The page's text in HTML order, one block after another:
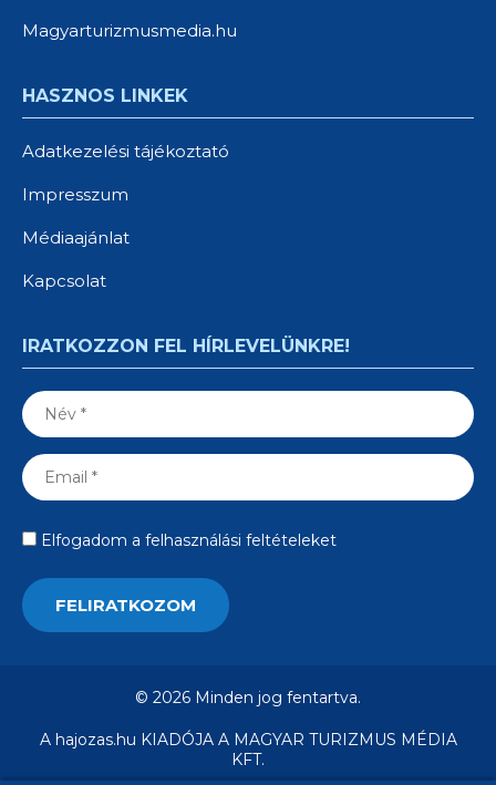
Magyarturizmusmedia.hu
HASZNOS LINKEK
Adatkezelési tájékoztató
Impresszum
Médiaajánlat
Kapcsolat
IRATKOZZON FEL HÍRLEVELÜNKRE!
Elfogadom a felhasználási feltételeket
© 2026 Minden jog fentartva.
A hajozas.hu KIADÓJA A MAGYAR TURIZMUS MÉDIA
KFT.